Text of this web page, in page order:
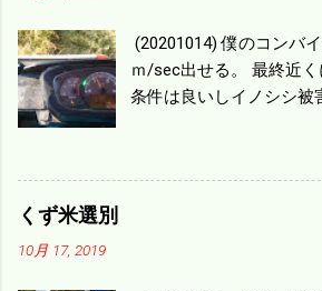
(20201014) 僕のコンバ
ｍ/sec出せる。 最終近
条件は良いしイノシシ被
ｍ/min、4.32ｋｍ/hrに
0.864/haの作業能力があ
くず米選別
10月 17, 2019